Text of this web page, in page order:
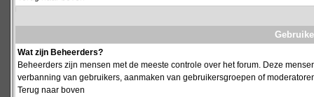
Wat zijn Beheerders?
Beheerders zijn mensen met de meeste controle over het forum. Deze
verbanning van gebruikers, aanmaken van gebruikersgroepen of
Terug naar boven